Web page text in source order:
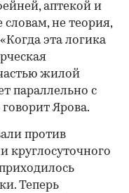
аптекой и
словам, не теория,
эта логика
жилой
параллельно с
Ярова.
против
круглосуточного
Теперь